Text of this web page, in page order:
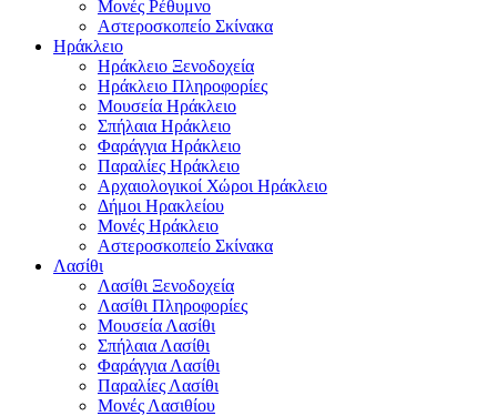
Μονές Ρέθυμνο
Αστεροσκοπείο Σκίνακα
Ηράκλειο
Ηράκλειο Ξενοδοχεία
Ηράκλειο Πληροφορίες
Μουσεία Ηράκλειο
Σπήλαια Ηράκλειο
Φαράγγια Ηράκλειο
Παραλίες Ηράκλειο
Αρχαιολογικοί Χώροι Ηράκλειο
Δήμοι Ηρακλείου
Μονές Ηράκλειο
Αστεροσκοπείο Σκίνακα
Λασίθι
Λασίθι Ξενοδοχεία
Λασίθι Πληροφορίες
Μουσεία Λασίθι
Σπήλαια Λασίθι
Φαράγγια Λασίθι
Παραλίες Λασίθι
Μονές Λασιθίου